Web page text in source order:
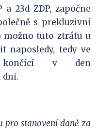
23d ZDP, započne
s prekluzivní
možno tuto ztrátu u
naposledy, tedy ve
končící v den
dni.
pro stanovení daně za